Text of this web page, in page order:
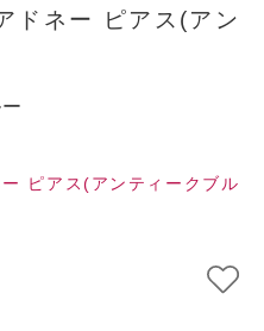
ネー ピアス(アン
ピアス(アンティークブル